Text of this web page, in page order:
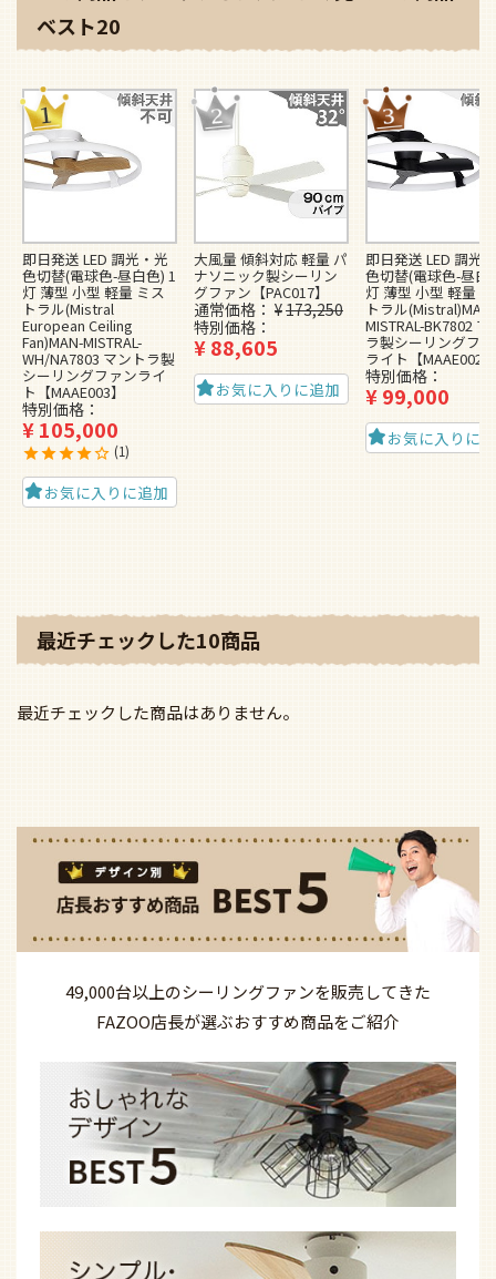
ベスト20
即日発送 LED 調光・光
色切替(電球色-昼白色) 1
灯 薄型 小型 軽量 ミス
トラル(Mistral
European Ceiling
Fan)MAN-MISTRAL-
WH/NA7803 マントラ製
シーリングファンライ
ト【MAAE003】
特別価格
¥105,000
1
お気に入りに追加
大風量 傾斜対応 軽量 パ
ナソニック製シーリン
グファン【PAC017】
通常価格 ¥173,250
特別価格
¥88,605
お気に入りに追加
即日発送 LED 調光
色切替(電球色-昼白
灯 薄型 小型 軽量
トラル(Mistral)MAN-
MISTRAL-BK7802
ラ製シーリングフ
ライト【MAAE002】
特別価格
¥99,000
お気に入りに
最近チェックした10商品
最近チェックした商品はありません。
49,000台以上のシーリングファンを販売してきた
FAZOO店長が選ぶおすすめ商品をご紹介